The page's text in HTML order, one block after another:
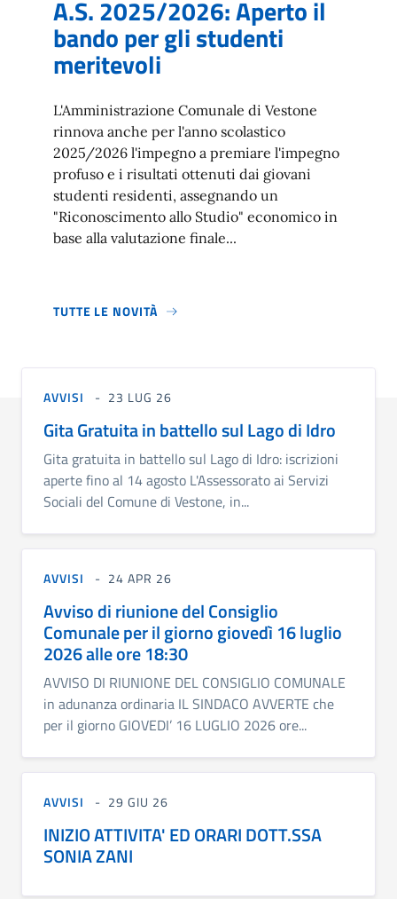
A.S. 2025/2026: Aperto il
bando per gli studenti
meritevoli
L'Amministrazione Comunale di Vestone
rinnova anche per l'anno scolastico
2025/2026 l'impegno a premiare l'impegno
profuso e i risultati ottenuti dai giovani
studenti residenti, assegnando un
"Riconoscimento allo Studio" economico in
base alla valutazione finale...
TUTTE LE NOVITÀ
AVVISI 23 LUG 26
Gita Gratuita in battello sul Lago di Idro
Gita gratuita in battello sul Lago di Idro: iscrizioni
aperte fino al 14 agosto L'Assessorato ai Servizi
Sociali del Comune di Vestone, in...
AVVISI 24 APR 26
Avviso di riunione del Consiglio
Comunale per il giorno giovedì 16 luglio
2026 alle ore 18:30
AVVISO DI RIUNIONE DEL CONSIGLIO COMUNALE
in adunanza ordinaria IL SINDACO AVVERTE che
per il giorno GIOVEDI’ 16 LUGLIO 2026 ore...
AVVISI 29 GIU 26
INIZIO ATTIVITA' ED ORARI DOTT.SSA
SONIA ZANI